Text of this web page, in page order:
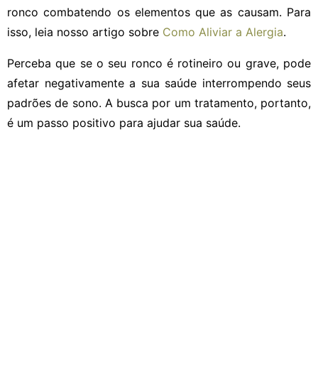
ronco combatendo os elementos que as causam. Para
isso, leia nosso artigo sobre Como Aliviar a Alergia.
Perceba que se o seu ronco é rotineiro ou grave, pode
afetar negativamente a sua saúde interrompendo seus
padrões de sono. A busca por um tratamento, portanto,
é um passo positivo para ajudar sua saúde.